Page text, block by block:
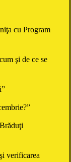
cu Program
şi de ce se
verificarea